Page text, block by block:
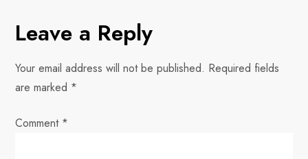
t
n
a
v
Leave a Reply
Your email address will not be published. Required fields
are marked *
Comment *